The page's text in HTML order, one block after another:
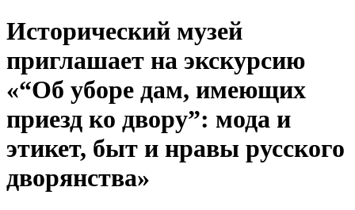
Исторический музей
приглашает на экскурсию
«“Об уборе дам, имеющих
приезд ко двору”: мода и
этикет, быт и нравы русского
дворянства»